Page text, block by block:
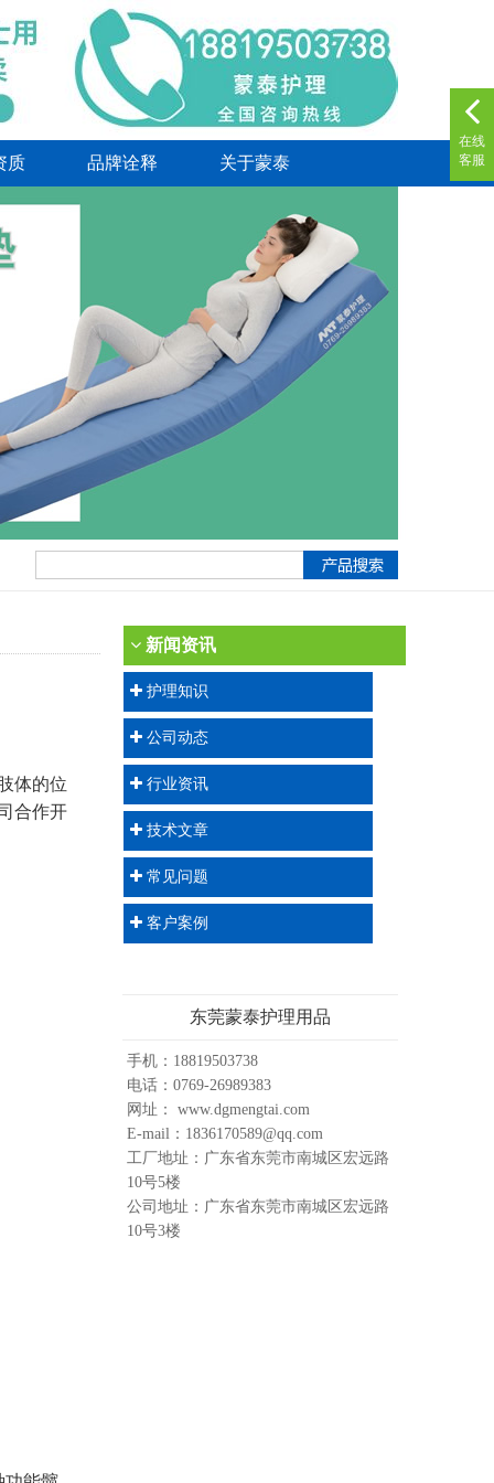
质 品牌诠释 关于蒙泰
体的位
合作开
新闻资讯
护理知识
公司动态
行业资讯
技术文章
常见问题
客户案例
东莞蒙泰护理用品
手机：18819503738
电话：0769-26989383
网址： www.dgmengtai.com
E-mail：1836170589@qq.com
工厂地址：广东省东莞市南城区宏远路
10号5楼
公司地址：广东省东莞市南城区宏远路
10号3楼
在线
客服